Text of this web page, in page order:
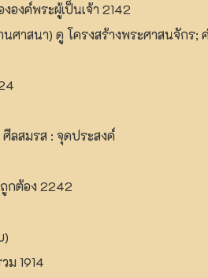
องค์พระผู้เป็นเจ้า 2142
นศาสนา) ดู โครงสร้างพระศาสนจักร;
ศีลสมรส : จุดประสงค์
กต้อง 2242
)
ม 1914